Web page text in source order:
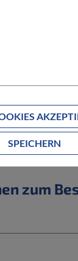
zum
SPEICHERN